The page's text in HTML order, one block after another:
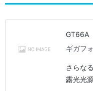
GT66A
ギガフ
さらな
露光光